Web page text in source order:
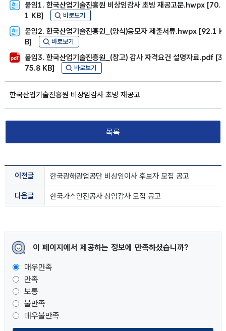
붙임1. 한국산업기술진흥원 비상임감사 초빙 재공고문.hwpx [70.
1 KB]
바로보기
붙임2. 한국산업기술진흥원_(양식)응모자 제출서류.hwpx [92.1 K
B]
바로보기
붙임3. 한국산업기술진흥원_(참고) 감사 자격요건 설명자료.pdf [3
75.8 KB]
바로보기
한국산업기술진흥원 비상임감사 초빙 재공고
목록
이전글 한국광해광업공단 비상임이사 후보자 모집 공고
다음글 한국가스안전공사 상임감사 모집 공고
이 페이지에서 제공하는 정보에 만족하셨습니까?
매우만족
만족
보통
불만족
매우불만족